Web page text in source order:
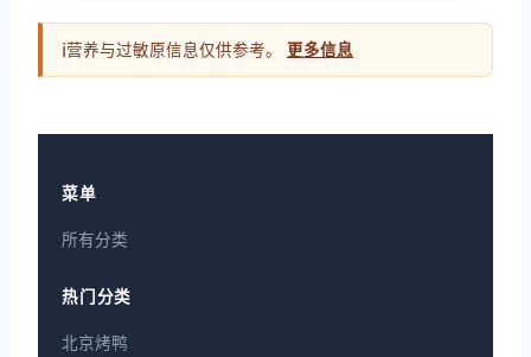
ℹ营养与过敏原信息仅供参考。 更多信息
菜单
所有分类
热门分类
北京烤鸭